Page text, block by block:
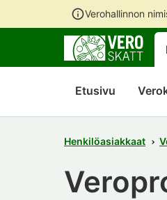
Verohallinnon
Etusivu
Henkilöasiakkaat